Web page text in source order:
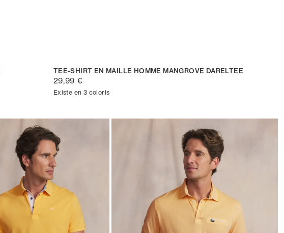
TEE-SHIRT EN MAILLE HOMME MANGROVE DARELTEE
29,99 €
Existe en 3 coloris